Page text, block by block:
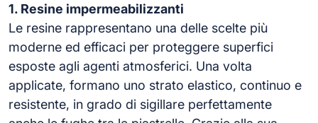
1. Resine impermeabilizzanti
Le resine rappresentano una delle scelte più
moderne ed efficaci per proteggere superfici
esposte agli agenti atmosferici. Una volta
applicate, formano uno strato elastico, continuo e
resistente, in grado di sigillare perfettamente